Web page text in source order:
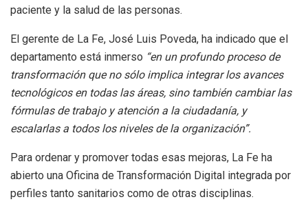
paciente y la salud de las personas.
El gerente de La Fe, José Luis Poveda, ha indicado que el
departamento está inmerso “en un profundo proceso de
transformación que no sólo implica integrar los avances
tecnológicos en todas las áreas, sino también cambiar las
fórmulas de trabajo y atención a la ciudadanía, y
escalarlas a todos los niveles de la organización”.
Para ordenar y promover todas esas mejoras, La Fe ha
abierto una Oficina de Transformación Digital integrada por
perfiles tanto sanitarios como de otras disciplinas.